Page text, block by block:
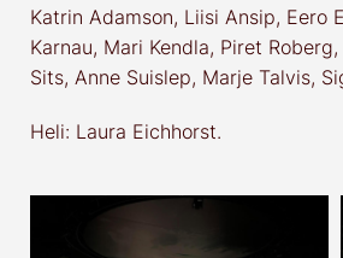
Katrin Adamson, Liisi Ansip, Eero
Karnau, Mari Kendla, Piret
Sits, Anne Suislep, Marje Talvis,
Heli: Laura Eichhorst.